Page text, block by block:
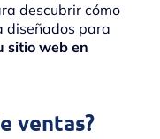
descubrir cómo
diseñados para
sitio web en
ventas?